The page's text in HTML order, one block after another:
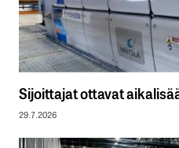
Sijoittajat ottavat
29.7.2026